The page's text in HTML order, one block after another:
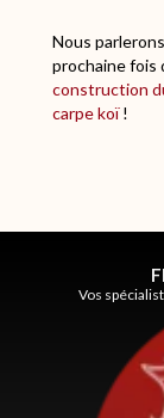
Nous
prochaine fois
construction
carpe koï!
Vos